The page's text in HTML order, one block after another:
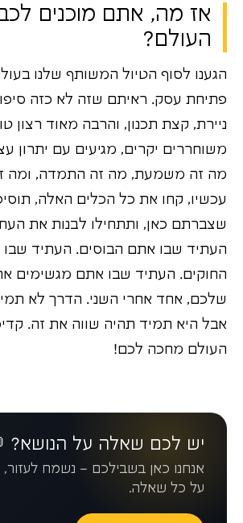
אז מה, אתם מוכנים
העולם?
הגענו לסוף הטיול המשותף שלנו
פתיחת עסק. ראיתם שזה לא כזה
ניירת, קצת תכנון, והרבה מאוד רצון
משוחררים יקרים, מגיעים עם יתרון
מה זה משמעת, מה זה התמדה, ומה
עכשיו, קחו את כל הכלים האלה,
שצברתם כאן, ותתחילו לבנות את
העתיד שבו אתם הבוסים. העתיד
החוקים. העתיד שבו אתם מגשימים
שלכם, אחד אחרי השני. הדרך לא
אבל היא תמיד תהיה שווה את זה.
העולם מחכה לכם!
יש לכם שאלה על הנושא?
אנחנו כאן בשבילכם – נשמח לעזור,
על כל שאלה.